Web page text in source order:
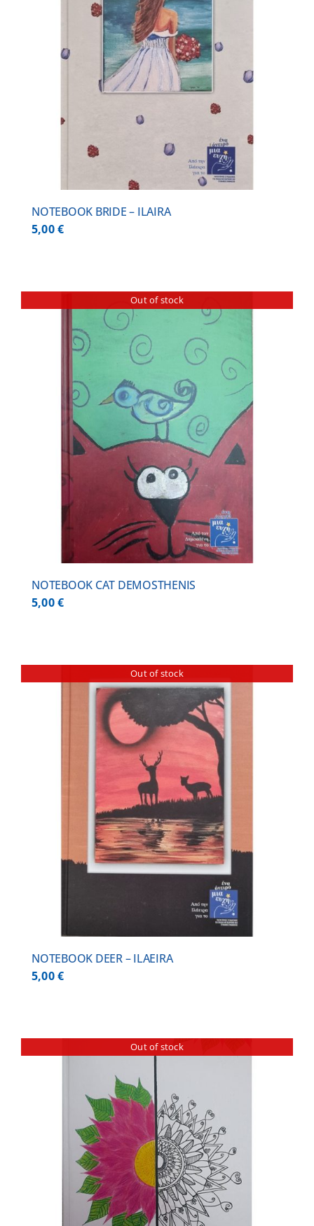
NOTEBOOK BRIDE – ILAIRA
5,00€
Out of stock
NOTEBOOK CAT DEMOSTHENIS
5,00€
Out of stock
NOTEBOOK DEER – ILAEIRA
5,00€
Out of stock